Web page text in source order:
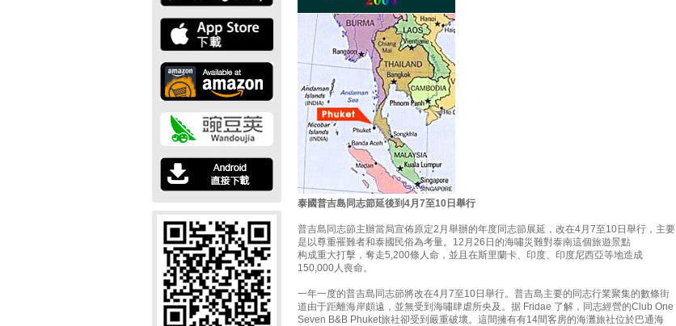
泰國普吉島同志節延後到4月7至10日舉行
普吉島同志節主辦當局宣佈原定2月舉辦的年度同志節展延，改在4月7至10日舉行，主要
是以尊重罹難者和泰國民俗為考量。12月26日的海嘯災難對泰南這個旅遊景點
构成重大打擊，奪走5,200條人命，並且在斯里蘭卡、印度、印度尼西亞等地造成
150,000人喪命。
一年一度的普吉島同志節將改在4月7至10日舉行。普吉島主要的同志行業聚集的數條街
道由于距離海岸頗遠，並無受到海嘯肆虐所央及。据 Fridae 了解，同志經營的Club One
Seven B&B Phuket旅社卻受到嚴重破壞。這間擁有有14間客房的海灘旅社位於巴通海